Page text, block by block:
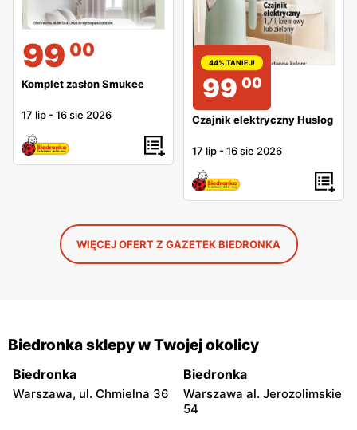
99 00
Komplet zasłon Smukee
17 lip -16 sie 2026
44% TANIEJ!
99 00
Czajnik elektryczny Huslog
17 lip -16 sie 2026
WIĘCEJ OFERT Z GAZETEK BIEDRONKA
Biedronka sklepy w Twojej okolicy
Biedronka
Warszawa, ul. Chmielna 36
Biedronka
Warszawa al. Jerozolimskie
54